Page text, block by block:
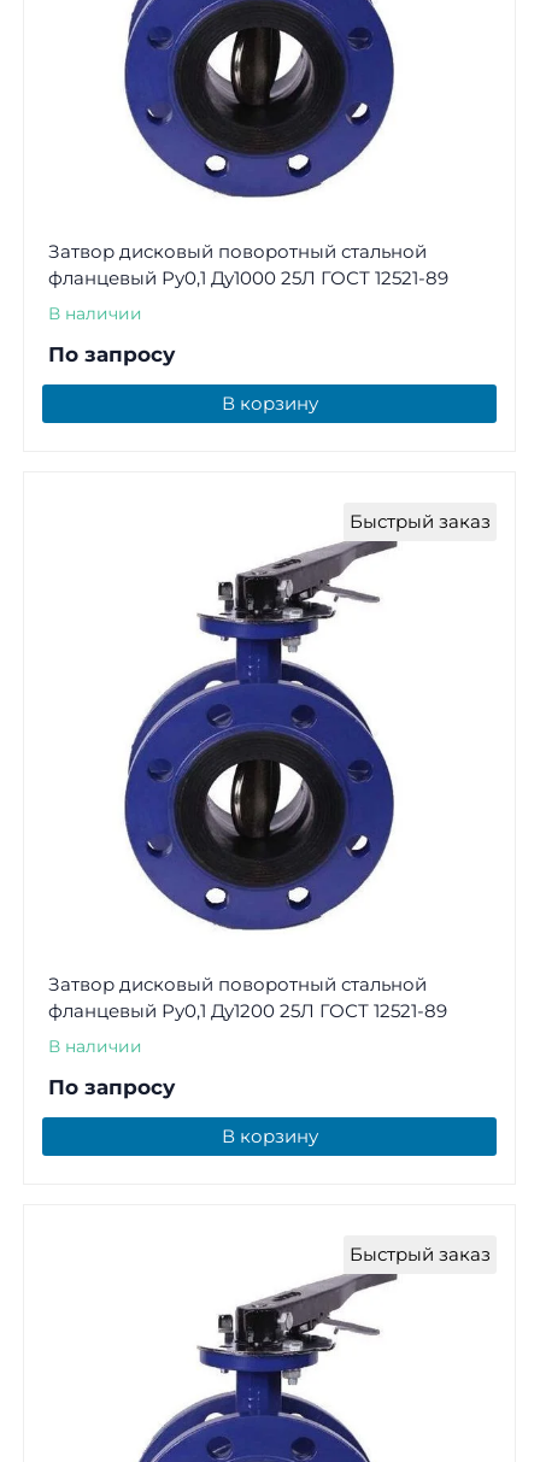
Затвор дисковый поворотный стальной
фланцевый Ру0,1 Ду1000 25Л ГОСТ 12521-89
В наличии
По запросу
В корзину
Быстрый заказ
Затвор дисковый поворотный стальной
фланцевый Ру0,1 Ду1200 25Л ГОСТ 12521-89
В наличии
По запросу
В корзину
Быстрый заказ